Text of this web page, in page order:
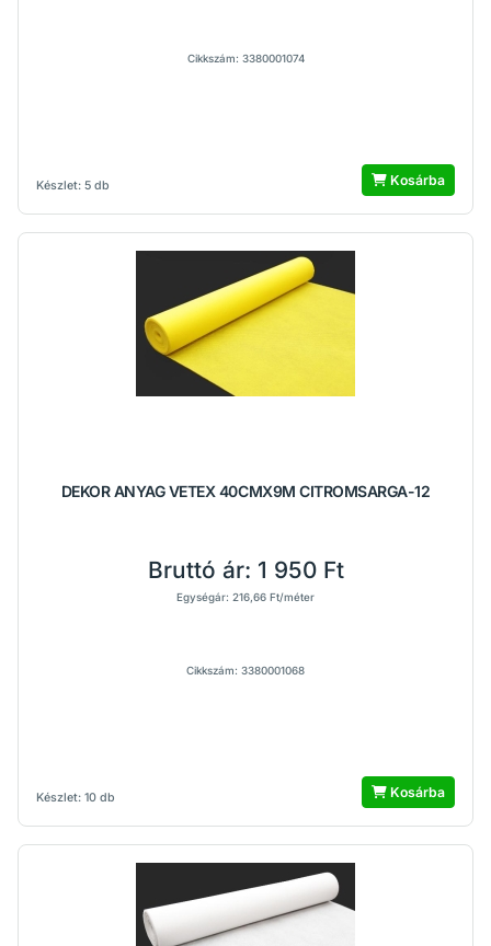
Készlet: 5 db
Cikkszám: 3380001074
Kosárba
DEKOR ANYAG VETEX 40CMX9M CITROMSARGA-12
Készlet: 10 db
Bruttó ár: 1 950 Ft
Egységár: 216,66 Ft/méter
Cikkszám: 3380001068
Kosárba